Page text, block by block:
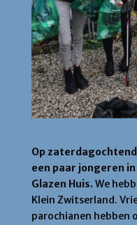
Op
een paar jongeren
Glazen Huis.We
Klein Zwitserland.
parochianen hebben